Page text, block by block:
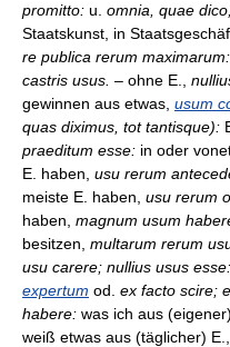
promitto: u. omnia, quae
Staatskunst, in
re publica rerum maximarum:
castris usus. – ohne E.,
gewinnen aus etwas, usum
quas diximus, tot tantisque):
praeditum esse: in oder
E. haben, usu rerum
meiste E. haben, usu rerum
haben, magnum usum
besitzen, multarum rerum
usu carere; nullius usus esse:
expertum od. ex facto scire;
habere: was ich aus
weiß etwas aus (täglicher) E.,